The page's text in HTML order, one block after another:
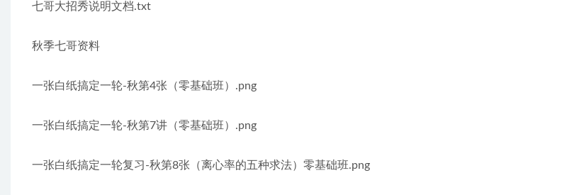
七哥大招秀说明文档.txt
秋季七哥资料
一张白纸搞定一轮-秋第4张（零基础班）.png
一张白纸搞定一轮-秋第7讲（零基础班）.png
一张白纸搞定一轮复习-秋第8张（离心率的五种求法）零基础班.png